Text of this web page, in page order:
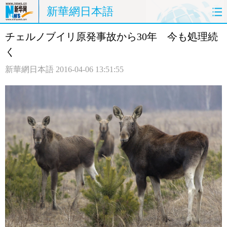
新華網日本語
ホームページ 政治 経済
中日対訳
チェルノブイリ原発事故から30年 今も処理続
く
新華網日本語 2016-04-06 13:51:55